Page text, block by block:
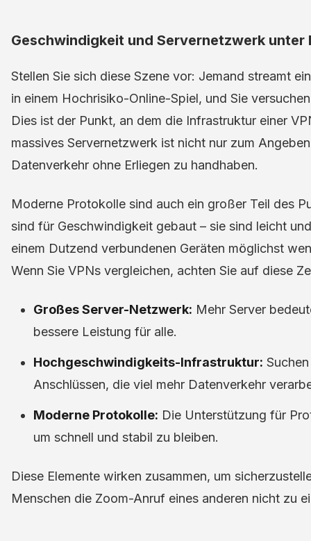
Geschwindigkeit und Servernetzwerk unter
Stellen Sie sich diese Szene vor: Jemand streamt
in einem Hochrisiko-Online-Spiel, und Sie
Dies ist der Punkt, an dem die Infrastruktur einer
massives Servernetzwerk ist nicht nur zum
Datenverkehr ohne Erliegen zu handhaben.
Moderne Protokolle sind auch ein großer Teil des
sind für Geschwindigkeit gebaut – sie sind leicht
einem Dutzend verbundenen Geräten möglichst
Wenn Sie VPNs vergleichen, achten Sie auf diese
Großes Server-Netzwerk: Mehr Server
bessere Leistung für alle.
Hochgeschwindigkeits-Infrastruktur:
Anschlüssen, die viel mehr Datenverkehr
Moderne Protokolle: Die Unterstützung für
um schnell und stabil zu bleiben.
Diese Elemente wirken zusammen, um
Menschen die Zoom-Anruf eines anderen nicht zu